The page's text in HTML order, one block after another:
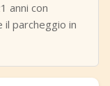
anni con
il parcheggio in